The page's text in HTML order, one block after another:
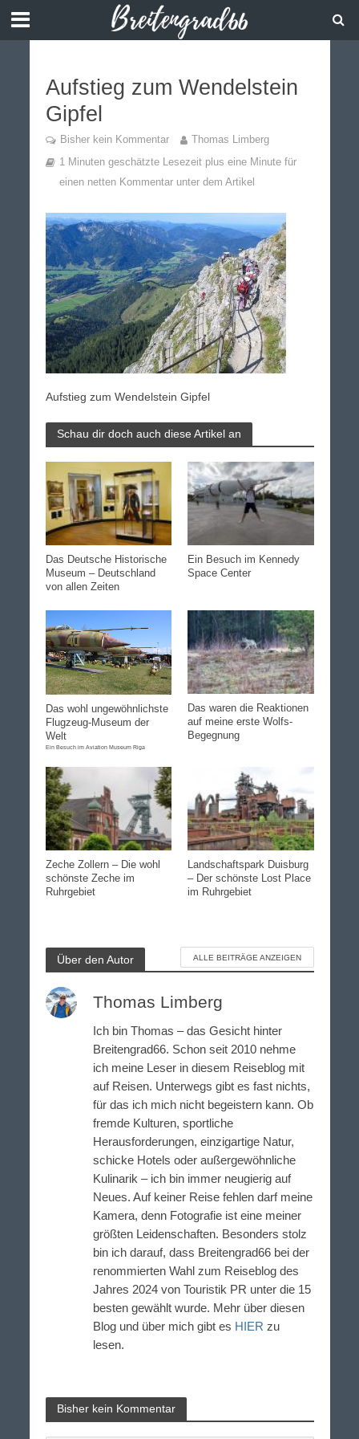
Aufstieg zum Wendelstein
Gipfel
Bisher kein Kommentar
Thomas Limberg
1 Minuten geschätzte Lesezeit plus eine Minute für
einen netten Kommentar unter dem Artikel
Aufstieg zum Wendelstein Gipfel
Schau dir doch auch diese Artikel an
Das Deutsche Historische
Museum – Deutschland
von allen Zeiten
Ein Besuch im Kennedy
Space Center
Das wohl ungewöhnlichste
Flugzeug-Museum der
Welt
Ein Besuch im Aviation Museum Riga
Das waren die Reaktionen
auf meine erste Wolfs-
Begegnung
Zeche Zollern – Die wohl
schönste Zeche im
Ruhrgebiet
Landschaftspark Duisburg
– Der schönste Lost Place
im Ruhrgebiet
Über den Autor ALLE BEITRÄGE ANZEIGEN
Thomas Limberg
Ich bin Thomas – das Gesicht hinter
Breitengrad66. Schon seit 2010 nehme
ich meine Leser in diesem Reiseblog mit
auf Reisen. Unterwegs gibt es fast nichts,
für das ich mich nicht begeistern kann. Ob
fremde Kulturen, sportliche
Herausforderungen, einzigartige Natur,
schicke Hotels oder außergewöhnliche
Kulinarik – ich bin immer neugierig auf
Neues. Auf keiner Reise fehlen darf meine
Kamera, denn Fotografie ist eine meiner
größten Leidenschaften. Besonders stolz
bin ich darauf, dass Breitengrad66 bei der
renommierten Wahl zum Reiseblog des
Jahres 2024 von Touristik PR unter die 15
besten gewählt wurde. Mehr über diesen
Blog und über mich gibt es HIER zu
lesen.
Bisher kein Kommentar